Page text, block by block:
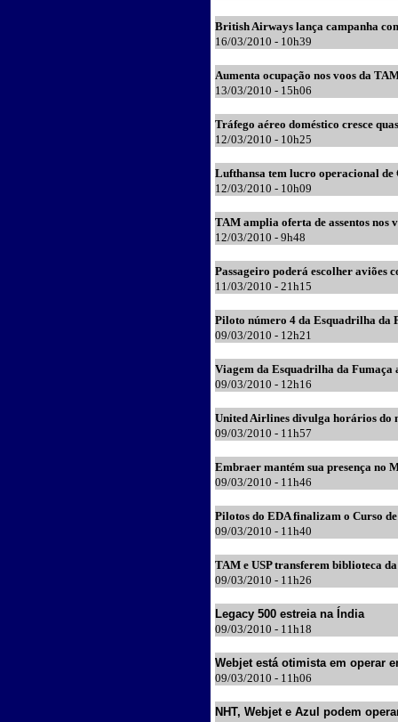
British Airways lança campanha
16/03/2010 - 10h39
Aumenta ocupação nos voos da
13/03/2010 - 15h06
Tráfego aéreo doméstico cresce
12/03/2010 - 10h25
Lufthansa tem lucro operacional de
12/03/2010 - 10h09
TAM amplia oferta de assentos nos
12/03/2010 - 9h48
Passageiro poderá escolher aviões
11/03/2010 - 21h15
Piloto número 4 da Esquadrilha da
09/03/2010 - 12h21
Viagem da Esquadrilha da Fumaça
09/03/2010 - 12h16
United Airlines divulga horários do
09/03/2010 - 11h57
Embraer mantém sua presença no
09/03/2010 - 11h46
Pilotos do EDA finalizam o Curso
09/03/2010 - 11h40
TAM e USP transferem biblioteca
09/03/2010 - 11h26
Legacy 500 estreia na Índia
09/03/2010 - 11h18
Webjet está otimista em operar
09/03/2010 - 11h06
NHT, Webjet e Azul podem